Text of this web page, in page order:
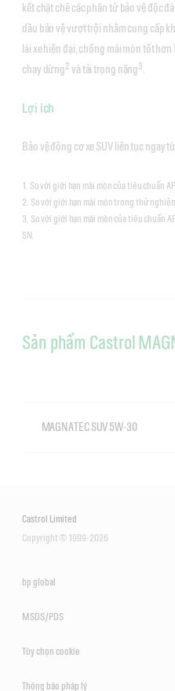
kết chặt chẽ các phân tử bảo vệ độc
dầu bảo vệ vượt trội nhằm cung cấp
lái xe hiện đại, chống mài mòn tốt
chạy dừng2 và tải trọng nặng3
Lợi ích
Bảo vệ động cơ xe SUV liên tục ngay
1. So với giới hạn mài mòn của tiêu chuẩn
2. So với giới hạn mài mòn trong thử
3. So với giới hạn mài mòn của tiêu chuẩn
SN.
Sản phẩm Castrol
MAGNATEC SUV 5W-30
Castrol Limited
Copyright © 1999-2026
bp global
MSDS/PDS
Tùy chọn cookie
Thông báo pháp lý